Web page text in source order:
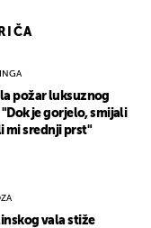
požar luksuznog
je gorjelo, smijali
mi srednji prst"
vala stiže